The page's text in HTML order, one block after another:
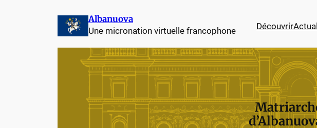
Albanuova
Une micronation virtuelle francophone Découvrir